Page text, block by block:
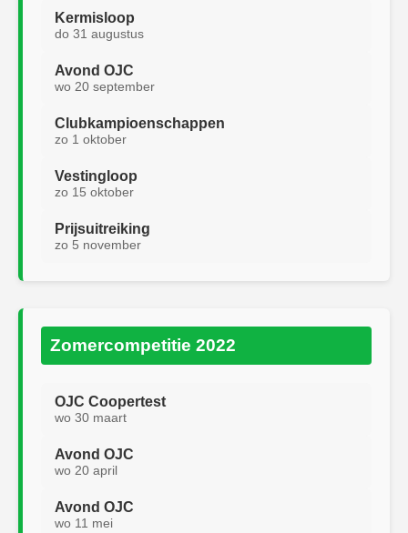
Kermisloop
do 31 augustus
Avond OJC
wo 20 september
Clubkampioenschappen
zo 1 oktober
Vestingloop
zo 15 oktober
Prijsuitreiking
zo 5 november
Zomercompetitie 2022
OJC Coopertest
wo 30 maart
Avond OJC
wo 20 april
Avond OJC
wo 11 mei